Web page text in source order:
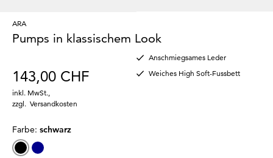
ARA
Pumps in klassischem Look
143,00 CHF
inkl. MwSt.
zzgl. Versandkosten
Anschmiegsames Leder
Weiches High Soft-Fussbett
Farbe: schwarz